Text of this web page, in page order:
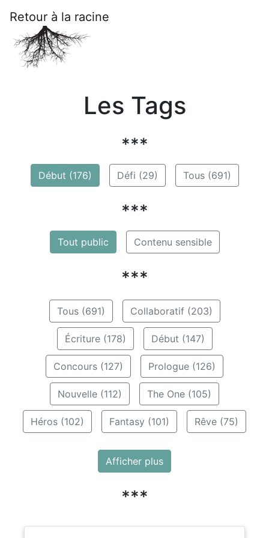
Retour à la racine
Les Tags
***
Début (176) Défi (29) Tous (691)
***
Tout public Contenu sensible
***
Tous (691) Collaboratif (203)
Écriture (178) Début (147)
Concours (127) Prologue (126)
Nouvelle (112) The One (105)
Héros (102) Fantasy (101) Rêve (75)
Afficher plus
***